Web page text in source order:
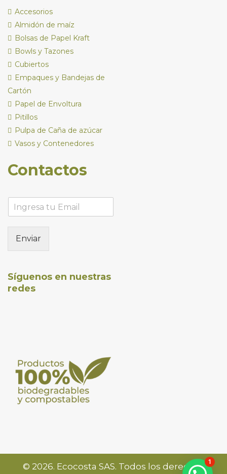
Accesorios
Almidón de maíz
Bolsas de Papel Kraft
Bowls y Tazones
Cubiertos
Empaques y Bandejas de
Cartón
Papel de Envoltura
Pitillos
Pulpa de Caña de azúcar
Vasos y Contenedores
Contactos
Enviar
Síguenos en nuestras
redes
© 2026. Ecocosta SAS. Todos los derechos 1